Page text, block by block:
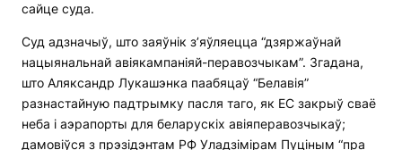
сайце суда.
Суд адзначыў, што заяўнік з’яўляецца “дзяржаўнай
нацыянальнай авіякампаніяй-перавозчыкам”. Згадана,
што Аляксандр Лукашэнка паабяцаў “Белавія”
разнастайную падтрымку пасля таго, як ЕС закрыў сваё
неба і аэрапорты для беларускіх авіяперавозчыкаў;
дамовіўся з прэзідэнтам РФ Уладзімірам Пуціным “пра